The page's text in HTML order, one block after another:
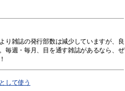
り雑誌の発行部数は減少していますが、良
毎週・毎月、目を通す雑誌があるなら、ぜ
して使う